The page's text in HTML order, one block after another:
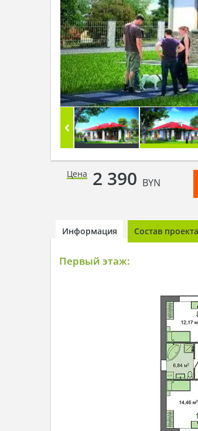
Цена 2 390 BYN
Информация Состав проекта
Первый этаж: